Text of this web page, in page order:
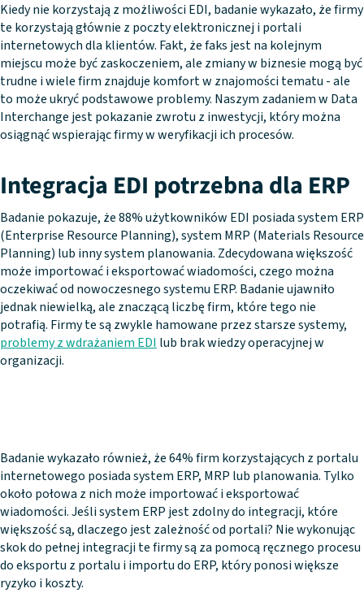
Kiedy nie korzystają z możliwości EDI, badanie wykazało, że firmy
te korzystają głównie z poczty elektronicznej i portali
internetowych dla klientów. Fakt, że faks jest na kolejnym
miejscu może być zaskoczeniem, ale zmiany w biznesie mogą być
trudne i wiele firm znajduje komfort w znajomości tematu - ale
to może ukryć podstawowe problemy. Naszym zadaniem w Data
Interchange jest pokazanie zwrotu z inwestycji, który można
osiągnąć wspierając firmy w weryfikacji ich procesów.
Integracja EDI potrzebna dla ERP
Badanie pokazuje, że 88% użytkowników EDI posiada system ERP
(Enterprise Resource Planning), system MRP (Materials Resource
Planning) lub inny system planowania. Zdecydowana większość
może importować i eksportować wiadomości, czego można
oczekiwać od nowoczesnego systemu ERP. Badanie ujawniło
jednak niewielką, ale znaczącą liczbę firm, które tego nie
potrafią. Firmy te są zwykle hamowane przez starsze systemy,
problemy z wdrażaniem EDI lub brak wiedzy operacyjnej w
organizacji.
Badanie wykazało również, że 64% firm korzystających z portalu
internetowego posiada system ERP, MRP lub planowania. Tylko
około połowa z nich może importować i eksportować
wiadomości. Jeśli system ERP jest zdolny do integracji, które
większość są, dlaczego jest zależność od portali? Nie wykonując
skok do pełnej integracji te firmy są za pomocą ręcznego procesu
do eksportu z portalu i importu do ERP, który ponosi większe
ryzyko i koszty.